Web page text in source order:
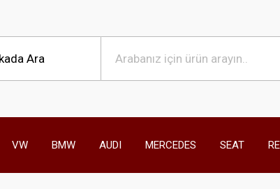
VW BMW AUDI MERCEDES SEAT